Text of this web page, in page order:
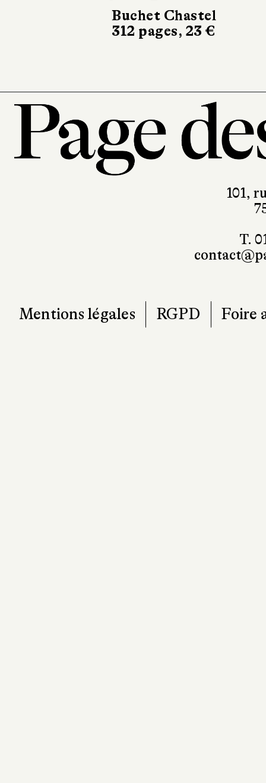
Buchet Chastel
312 pages, 23 €
Le Livre
336
101,
T.
Mentions légales RGPD Foire